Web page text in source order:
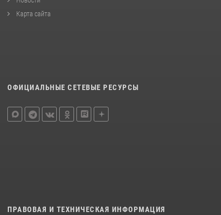
Карта сайта
ОФИЦИАЛЬНЫЕ СЕТЕВЫЕ РЕСУРСЫ
ПРАВОВАЯ И ТЕХНИЧЕСКАЯ ИНФОРМАЦИЯ